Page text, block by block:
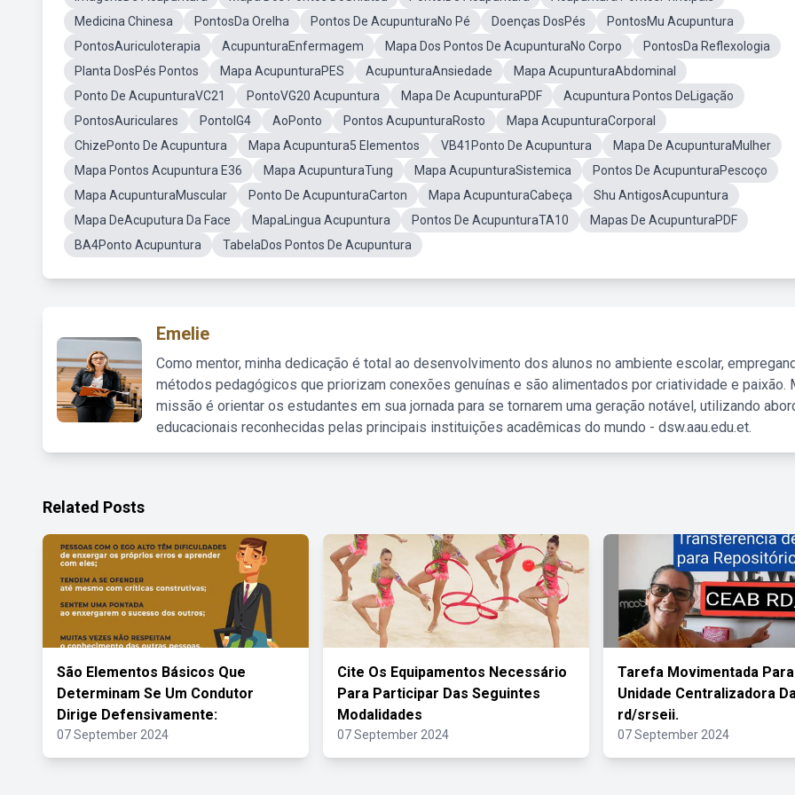
Medicina Chinesa
PontosDa Orelha Pontos De AcupunturaNo Pé Doenças DosPés
PontosMu Acupuntura
PontosAuriculoterapia
AcupunturaEnfermagem Mapa Dos Pontos De AcupunturaNo Corpo
PontosDa Reflexologia
Planta DosPés Pontos
Mapa AcupunturaPES AcupunturaAnsiedade
Mapa AcupunturaAbdominal
Ponto De AcupunturaVC21
PontoVG20 Acupuntura Mapa De AcupunturaPDF
Acupuntura Pontos DeLigação
PontosAuriculares
PontoIG4 AoPonto Pontos AcupunturaRosto
Mapa AcupunturaCorporal
ChizePonto De Acupuntura
Mapa Acupuntura5 Elementos VB41Ponto De Acupuntura
Mapa De AcupunturaMulher
Mapa Pontos Acupuntura E36
Mapa AcupunturaTung Mapa AcupunturaSistemica
Pontos De AcupunturaPescoço
Mapa AcupunturaMuscular
Ponto De AcupunturaCarton Mapa AcupunturaCabeça
Shu AntigosAcupuntura
Mapa DeAcuputura Da Face
MapaLingua Acupuntura Pontos De AcupunturaTA10
Mapas De AcupunturaPDF
BA4Ponto Acupuntura
TabelaDos Pontos De Acupuntura
Emelie
Como mentor, minha dedicação é total ao desenvolvimento dos alunos no ambiente escolar,
métodos pedagógicos que priorizam conexões genuínas e são alimentados por criatividade e paixão.
missão é orientar os estudantes em sua jornada para se tornarem uma geração notável, utilizando
educacionais reconhecidas pelas principais instituições acadêmicas do mundo - dsw.aau.edu.et.
Related Posts
São Elementos Básicos Que
Determinam Se Um Condutor
Dirige Defensivamente:
07 September 2024
Cite Os Equipamentos Necessário
Para Participar Das Seguintes
Modalidades
07 September 2024
Tarefa Movimentada
Unidade Centralizadora
rd/srseii.
07 September 2024